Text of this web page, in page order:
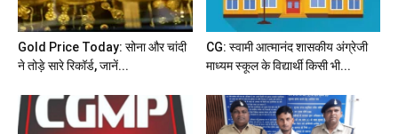
Gold Price Today: सोना और चांदी
ने तोड़े सारे रिकॉर्ड, जानें...
CG: स्वामी आत्मानंद शासकीय अंग्रेजी
माध्यम स्कूल के विद्यार्थी किसी भी...